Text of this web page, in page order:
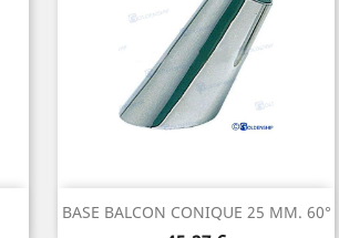
BASE BALCON CONIQUE 25 MM. 60°
Aperçu rapide